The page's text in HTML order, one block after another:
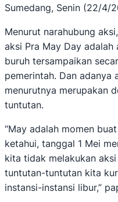
Sumedang, Senin (22/4/
Menurut narahubung
aksi Pra May Day
buruh tersampaikan
pemerintah. Dan adanya
menurutnya merupakan
tuntutan.
“May adalah momen
ketahui, tanggal 1 Mei
kita tidak melakukan
tuntutan-tuntutan kita
instansi-instansi libur,”